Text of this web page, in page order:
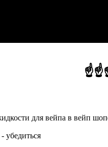
для вейпа в вейп
убедиться